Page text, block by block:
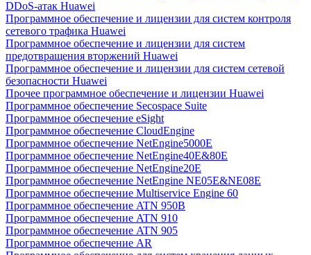
DDoS-атак Huawei
Программное обеспечение и лицензии для систем контроля
сетевого трафика Huawei
Программное обеспечение и лицензии для систем
предотвращения вторжений Huawei
Программное обеспечение и лицензии для систем сетевой
безопасности Huawei
Прочее программное обеспечение и лицензии Huawei
Программное обеспечение Secospace Suite
Программное обеспечение eSight
Программное обеспечение CloudEngine
Программное обеспечение NetEngine5000E
Программное обеспечение NetEngine40E&80E
Программное обеспечение NetEngine20E
Программное обеспечение NetEngine NE05E&NE08E
Программное обеспечение Multiservice Engine 60
Программное обеспечение ATN 950B
Программное обеспечение ATN 910
Программное обеспечение ATN 905
Программное обеспечение AR